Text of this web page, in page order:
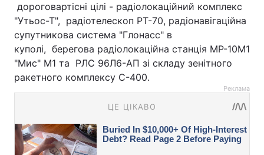
дороговартісні цілі - радіолокаційний комплекс
"Утьос-Т", радіотелескоп РТ-70, радіонавігаційна
супутникова система "Глонасс" в
куполі, берегова радіолокаційна станція МР-10М1
"Мис" М1 та РЛС 96Л6-АП зі складу зенітного
ракетного комплексу С-400.
Реклама